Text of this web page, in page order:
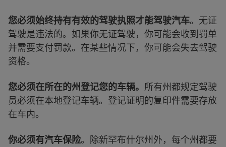
您必须始终持有有效的驾驶执照才能驾驶汽车。无证
驾驶是违法的。如果你无证驾驶，你可能会收到罚单
并需要支付罚款。在某些情况下，你可能会失去驾驶
资格。
您必须在所在的州登记您的车辆。 所有州都规定驾驶
员必须在本地登记车辆。登记证明的复印件需要存放
在车内。
你必须有汽车保险。除新罕布什尔州外，每个州都要